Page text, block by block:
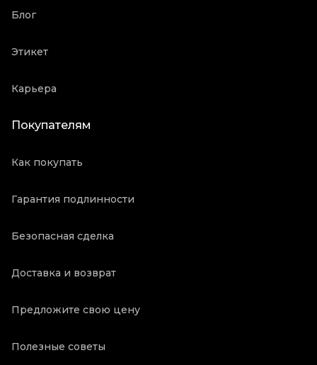
Блог
Этикет
Карьера
Покупателям
Как покупать
Гарантия подлинности
Безопасная сделка
Доставка и возврат
Предложите свою цену
Полезные советы